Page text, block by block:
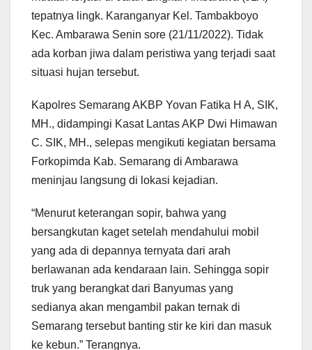
tepatnya lingk. Karanganyar Kel. Tambakboyo
Kec. Ambarawa Senin sore (21/11/2022). Tidak
ada korban jiwa dalam peristiwa yang terjadi saat
situasi hujan tersebut.
Kapolres Semarang AKBP Yovan Fatika H A, SIK,
MH., didampingi Kasat Lantas AKP Dwi Himawan
C. SIK, MH., selepas mengikuti kegiatan bersama
Forkopimda Kab. Semarang di Ambarawa
meninjau langsung di lokasi kejadian.
“Menurut keterangan sopir, bahwa yang
bersangkutan kaget setelah mendahului mobil
yang ada di depannya ternyata dari arah
berlawanan ada kendaraan lain. Sehingga sopir
truk yang berangkat dari Banyumas yang
sedianya akan mengambil pakan ternak di
Semarang tersebut banting stir ke kiri dan masuk
ke kebun.” Terangnya.